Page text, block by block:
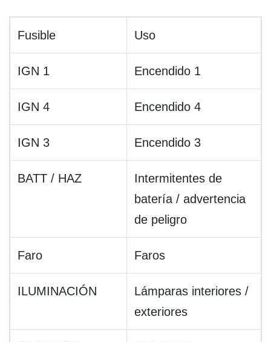
Fusible Uso
IGN 1 Encendido 1
IGN 4 Encendido 4
IGN 3 Encendido 3
BATT / HAZ
Intermitentes de
batería / advertencia
de peligro
Faro Faros
ILUMINACIÓN
Lámparas interiores /
exteriores